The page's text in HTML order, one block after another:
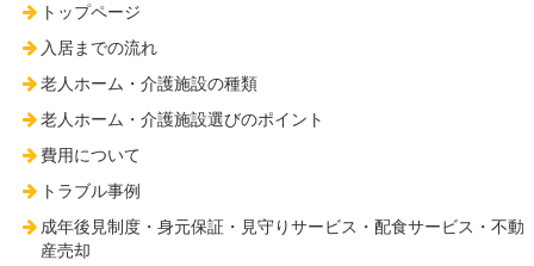
トップページ
入居までの流れ
老人ホーム・介護施設の種類
老人ホーム・介護施設選びのポイント
費用について
トラブル事例
成年後見制度・身元保証・見守りサービス・配食サービス・不動
産売却